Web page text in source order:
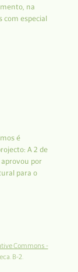
na
com especial
é
A 2 de
por
para o
Commons -
B-2.